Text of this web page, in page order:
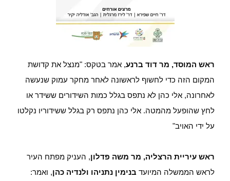
ראש המוסד, מר דוד ברנע, אמר בטקס: "מנצל את קדושת
המקום הזה כדי לחשוף לראשונה לאחר מחקר עמוק שנעשה
לאחרונה, אלי כהן לא נתפס בגלל כמות השידורים ששידר או
לחץ שהופעל מהמטה. אלי כהן נתפס רק בגלל ששידוריו נקלטו
על ידי האויב"
ראש עיריית הרצליה, מר משה פדלון, העניק מפתח העיר
לראש הממשלה המיועד בנימין נתניהו ולנדיה כהן, ואמר: